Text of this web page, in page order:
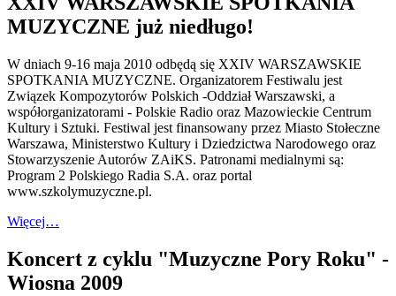
MUZYCZNE już niedługo!
W dniach 9-16 maja 2010 odbędą się XXIV WARSZAWSKIE
SPOTKANIA MUZYCZNE. Organizatorem Festiwalu jest
Związek Kompozytorów Polskich -Oddział Warszawski, a
współorganizatorami - Polskie Radio oraz Mazowieckie Centrum
Kultury i Sztuki. Festiwal jest finansowany przez Miasto Stołeczne
Warszawa, Ministerstwo Kultury i Dziedzictwa Narodowego oraz
Stowarzyszenie Autorów ZAiKS. Patronami medialnymi są:
Program 2 Polskiego Radia S.A. oraz portal
www.szkolymuzyczne.pl.
Więcej…
Koncert z cyklu "Muzyczne Pory Roku" -
Wiosna 2009